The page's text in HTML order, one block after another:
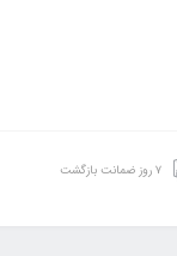
۷ روز ضمانت بازگشت